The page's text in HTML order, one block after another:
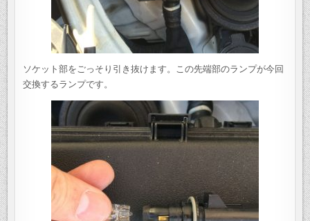
ソケット部をごっそり引き抜けます。この先端部のランプが今回
交換するランプです。